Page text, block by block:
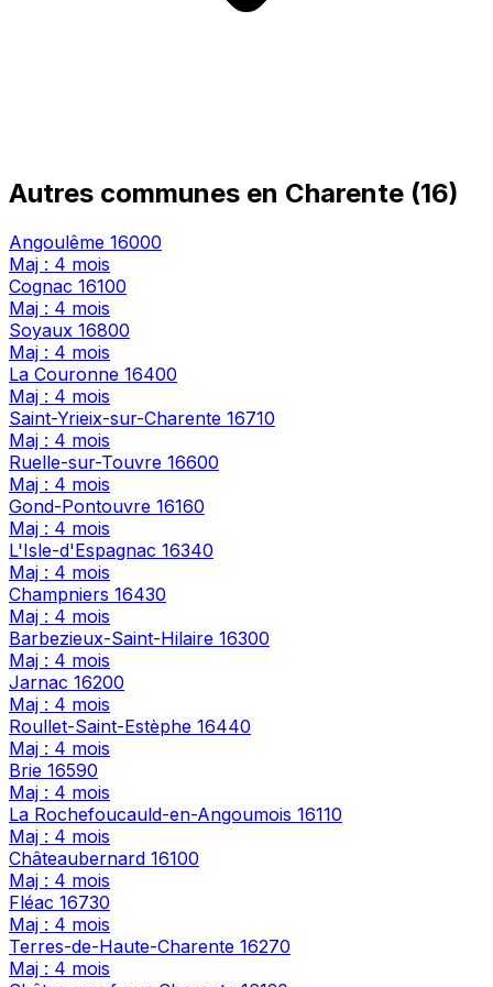
Autres communes en Charente (16)
Angoulême 16000
Maj : 4 mois
Cognac 16100
Maj : 4 mois
Soyaux 16800
Maj : 4 mois
La Couronne 16400
Maj : 4 mois
Saint-Yrieix-sur-Charente 16710
Maj : 4 mois
Ruelle-sur-Touvre 16600
Maj : 4 mois
Gond-Pontouvre 16160
Maj : 4 mois
L'Isle-d'Espagnac 16340
Maj : 4 mois
Champniers 16430
Maj : 4 mois
Barbezieux-Saint-Hilaire 16300
Maj : 4 mois
Jarnac 16200
Maj : 4 mois
Roullet-Saint-Estèphe 16440
Maj : 4 mois
Brie 16590
Maj : 4 mois
La Rochefoucauld-en-Angoumois 16110
Maj : 4 mois
Châteaubernard 16100
Maj : 4 mois
Fléac 16730
Maj : 4 mois
Terres-de-Haute-Charente 16270
Maj : 4 mois